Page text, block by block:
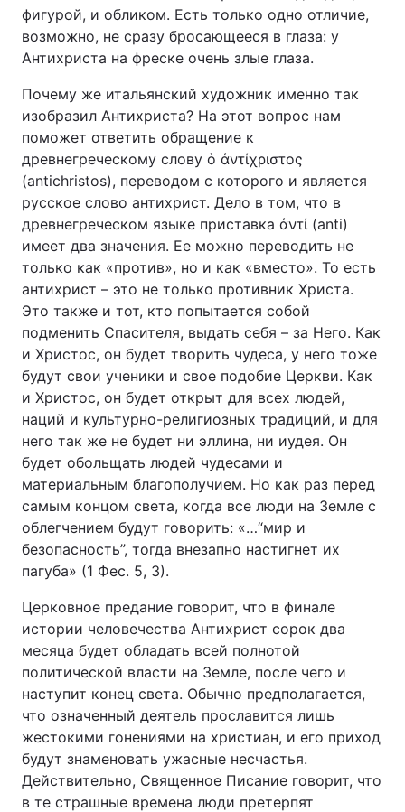
фигурой, и обликом. Есть только одно отличие,
возможно, не сразу бросающееся в глаза: у
Антихриста на фреске очень злые глаза.
Почему же итальянский художник именно так
изобразил Антихриста? На этот вопрос нам
поможет ответить обращение к
древнегреческому слову ὁ ἀντίχριστος
(antichristos), переводом с которого и является
русское слово антихрист. Дело в том, что в
древнегреческом языке приставка ἀντί (anti)
имеет два значения. Ее можно переводить не
только как «против», но и как «вместо». То есть
антихрист – это не только противник Христа.
Это также и тот, кто попытается собой
подменить Спасителя, выдать себя – за Него. Как
и Христос, он будет творить чудеса, у него тоже
будут свои ученики и свое подобие Церкви. Как
и Христос, он будет открыт для всех людей,
наций и культурно-религиозных традиций, и для
него так же не будет ни эллина, ни иудея. Он
будет обольщать людей чудесами и
материальным благополучием. Но как раз перед
самым концом света, когда все люди на Земле с
облегчением будут говорить: «…“мир и
безопасность”, тогда внезапно настигнет их
пагуба» (1 Фес. 5, 3).
Церковное предание говорит, что в финале
истории человечества Антихрист сорок два
месяца будет обладать всей полнотой
политической власти на Земле, после чего и
наступит конец света. Обычно предполагается,
что означенный деятель прославится лишь
жестокими гонениями на христиан, и его приход
будут знаменовать ужасные несчастья.
Действительно, Священное Писание говорит, что
в те страшные времена люди претерпят